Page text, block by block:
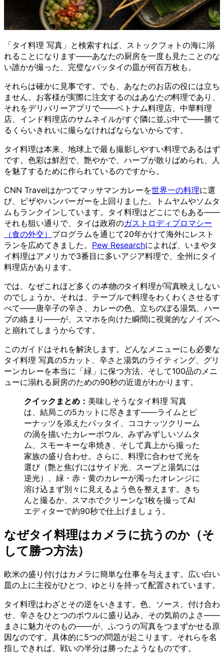
「タイ料理 写真」と検索すれば、ストックフォトの海に溺
れることになります——あなたの厨房を一度も見たことのな
い誰かが撮った、完璧なパッタイの皿が何百万枚も。
それらは確かに見事です。でも、あなたのお店の役には立ち
ません。お客様が実際に注文するのはあなたの料理であり、
それをデリバリーアプリで——ベトナム料理店、中華料理
店、インド料理店のサムネイルがすぐ隣に並ぶ中で——勝て
るくらいきれいに撮らなければならないからです。
タイ料理は本来、地球上で最も撮影しやすい料理であるはず
です。色彩は鮮烈で、艶やかで、ハーブが散りばめられ、人
を魅了するために作られているのですから。
CNN Travelはかつてマッサマンカレーを世界一の料理に選
び、ピザやハンバーガーを上回りました。トムヤムやソムタ
ムもランクインしています。タイ料理はどこにでもある——
それも狙い通りで、タイは政府のガストロディプロマシー
（食の外交） プログラムを通じて20年かけて海外にレスト
ランを広めてきました。 Pew Researchによれば、いまやタ
イ料理はアメリカで3番目に多いアジア料理で、全州にタイ
料理店があります。
では、なぜこれほど多くの本物のタイ料理が写真映えしない
のでしょうか。それは、テーブルで料理をわくわくさせるす
べて——唐辛子の辛さ、カレーの色、立ちのぼる湯気、ハー
ブの絡まり——が、スマホを向けた瞬間に視覚的なノイズへ
と崩れてしまうからです。
このガイドはそれを解決します。どんなメニューにも必要な
タイ料理 写真の5カット、辛さと湯気のライティング、グリ
ーンカレーを本当に「緑」に保つ方法、そして100品のメニ
ューに溺れる厨房のための90秒の近道がわかります。
クイックまとめ： 美味しそうなタイ料理 写真
は、結局この5カットに尽きます——ライムとピ
ーナッツを添えたパッタイ、ココナッツクリーム
の渦を描いたカレーボウル、みずみずしいソムタ
ム、スモーキーな串焼き、そして真上から撮った
家族の盛り合わせ。さらに、料理に合わせて光を
選び（艶と焦げにはサイド光、スープと湯気には
逆光）、緑・赤・黄のカレーが濁ったオレンジに
溶け込まず別々に見えるよう色を整えます。きち
んと撮るか、スマホでクリーンな1枚を撮ってAI
エディターで約90秒で仕上げましょう。
なぜタイ料理はカメラに抗うのか（そ
して勝つ方法）
欧米の盛り付けはカメラに簡単な仕事を与えます。広い白い
皿の上に主役がひとつ、ゆとりを持って配置されています。
タイ料理はわざとその逆をいきます。色、ソース、付け合わ
せ、辛さをひとつのボウルに盛り込み、その気前のよさ——
まさに魅力そのもの——が、ふつうの写真をつまずかせる原
因なのです。具体的に5つの問題が起こります。それらを名
指しできれば、戦いの半分は勝ったようなものです。